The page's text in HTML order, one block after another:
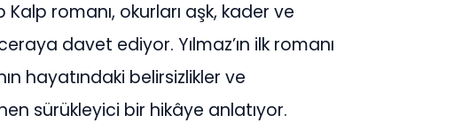
Kalp romanı, okurları aşk, kader ve
davet ediyor. Yılmaz’ın ilk romanı
hayatındaki belirsizlikler ve
sürükleyici bir hikâye anlatıyor.